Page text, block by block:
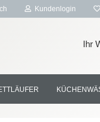
Kundenlogin
Ihr